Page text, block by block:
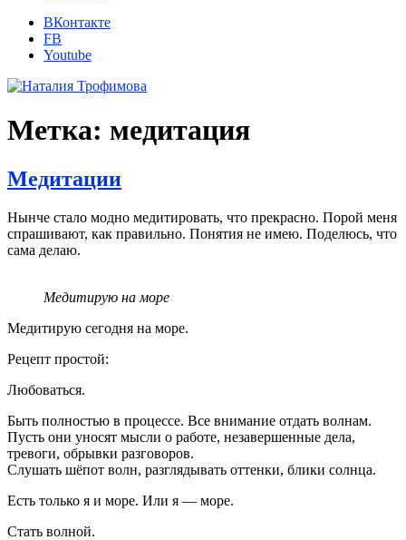
ВКонтакте
FB
Youtube
Метка: медитация
Медитации
Нынче стало модно медитировать, что прекрасно. Порой меня
спрашивают, как правильно. Понятия не имею. Поделюсь, что
сама делаю.
Медитирую на море
Медитирую сегодня на море.
Рецепт простой:
Любоваться.
Быть полностью в процессе. Все внимание отдать волнам.
Пусть они уносят мысли о работе, незавершенные дела,
тревоги, обрывки разговоров.
Слушать шёпот волн, разглядывать оттенки, блики солнца.
Есть только я и море. Или я — море.
Стать волной.